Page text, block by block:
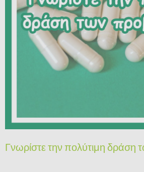
Γνωρίστε την πολύτιμη δράση